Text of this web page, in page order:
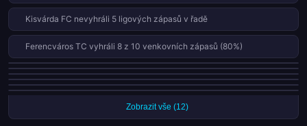
Kisvárda FC nevyhráli 5 ligových zápasů v řadě
Ferencváros TC vyhráli 8 z 10 venkovních zápasů (80%)
Ujpest prohráli 6 z 10 domácích zápasů (60%)
Ferencváros TC proměnili všech 6 penalt této sezóny
Paks proměnili všech 6 penalt této sezóny
Győri ETO FC proměnili všech 5 penalt této sezóny
Diosgyori VTK proměnili všech 5 penalt této sezóny
Zobrazit vše (12)